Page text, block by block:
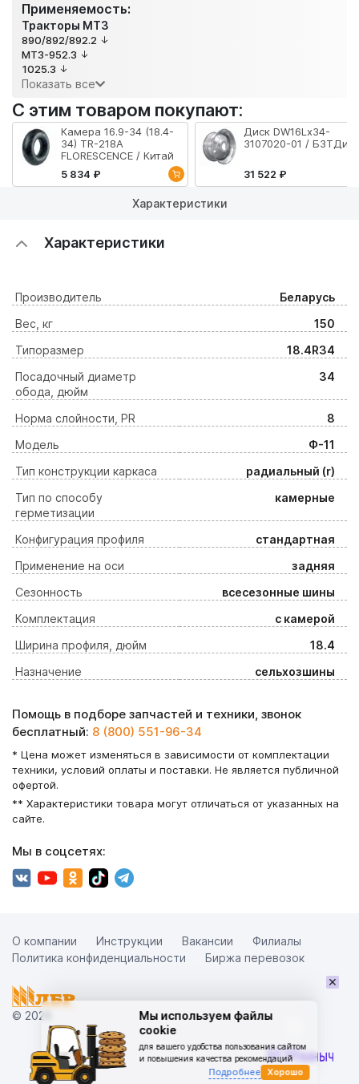
Применяемость:
Тракторы МТЗ
890/892/892.2
МТЗ-952.3
1025.3
Показать все
С этим товаром покупают:
Камера 16.9-34 (18.4-
34) TR-218A
FLORESCENCE / Китай
5 834 ₽
Диск DW16Lx34-
3107020-01 / БЗТДиА
31 522 ₽
Характеристики
Характеристики
Производитель
Беларусь
Вес, кг
150
Типоразмер
18.4R34
Посадочный диаметр
обода, дюйм
34
Норма слойности, PR
8
Модель
Ф-11
Тип конструкции каркаса
радиальный (r)
Тип по способу
герметизации
камерные
Конфигурация профиля
стандартная
Применение на оси
задняя
Сезонность
всесезонные шины
Комплектация
с камерой
Ширина профиля, дюйм
18.4
Назначение
сельхозшины
Мы используем файлы
cookie
для вашего удобства пользования сайтом
и повышения качества рекомендаций
Подробнее Хорошо
Помощь в подборе запчастей и техники, звонок
бесплатный: 8 (800) 551-96-34
* Цена может изменяться в зависимости от комплектации
техники, условий оплаты и поставки. Не является публичной
офертой.
** Характеристики товара могут отличаться от указанных на
сайте.
Мы в соцсетях:
© 2026
О компании Инструкции Вакансии
Филиалы
Политика конфиденциальности
Биржа перевозок
×